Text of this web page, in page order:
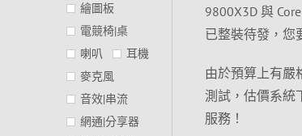
9800X3D 與
已整裝待發，您
由於預算上有嚴
測試，估價系統
服務！
繪圖板
電競椅|桌
喇叭
耳機
麥克風
音效|串流
網通|分享器